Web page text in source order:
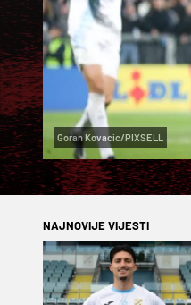
Goran Kovacic/PIXSELL
NAJNOVIJE VIJESTI